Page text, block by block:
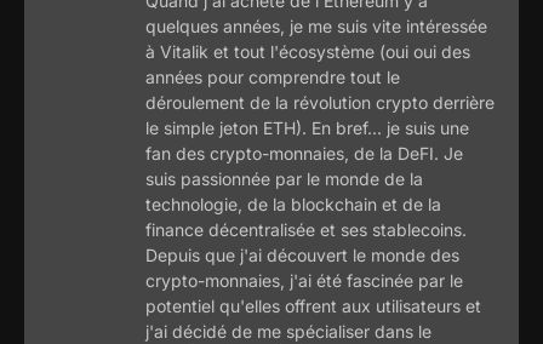
quelques années, je me suis vite intéressée
à Vitalik et tout l'écosystème (oui oui des
années pour comprendre tout le
déroulement de la révolution crypto derrière
le simple jeton ETH). En bref... je suis une
fan des crypto-monnaies, de la DeFI. Je
suis passionnée par le monde de la
technologie, de la blockchain et de la
finance décentralisée et ses stablecoins.
Depuis que j'ai découvert le monde des
crypto-monnaies, j'ai été fascinée par le
potentiel qu'elles offrent aux utilisateurs et
j'ai décidé de me spécialiser dans le